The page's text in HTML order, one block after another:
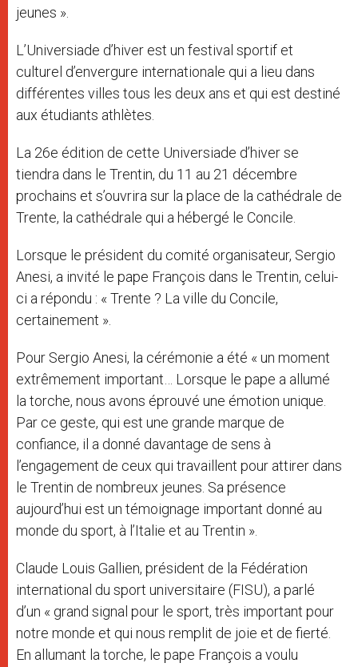
jeunes ».
L’Universiade d’hiver est un festival sportif et
culturel d’envergure internationale qui a lieu dans
différentes villes tous les deux ans et qui est destiné
aux étudiants athlètes.
La 26e édition de cette Universiade d’hiver se
tiendra dans le Trentin, du 11 au 21 décembre
prochains et s’ouvrira sur la place de la cathédrale de
Trente, la cathédrale qui a hébergé le Concile.
Lorsque le président du comité organisateur, Sergio
Anesi, a invité le pape François dans le Trentin, celui-
ci a répondu : « Trente ? La ville du Concile,
certainement ».
Pour Sergio Anesi, la cérémonie a été « un moment
extrêmement important… Lorsque le pape a allumé
la torche, nous avons éprouvé une émotion unique.
Par ce geste, qui est une grande marque de
confiance, il a donné davantage de sens à
l’engagement de ceux qui travaillent pour attirer dans
le Trentin de nombreux jeunes. Sa présence
aujourd’hui est un témoignage important donné au
monde du sport, à l’Italie et au Trentin ».
Claude Louis Gallien, président de la Fédération
international du sport universitaire (FISU), a parlé
d’un « grand signal pour le sport, très important pour
notre monde et qui nous remplit de joie et de fierté.
En allumant la torche, le pape François a voulu